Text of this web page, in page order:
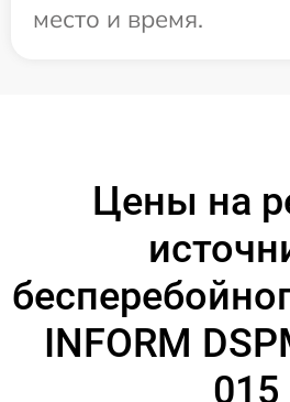
место и время.
Цены на
INFORM
015